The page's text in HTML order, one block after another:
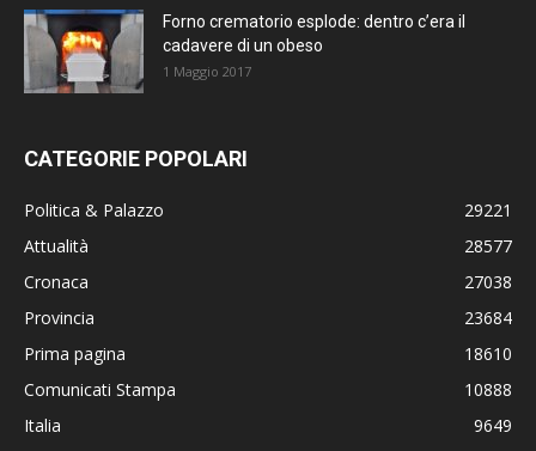
Forno crematorio esplode: dentro c’era il
cadavere di un obeso
1 Maggio 2017
CATEGORIE POPOLARI
Politica & Palazzo
29221
Attualità
28577
Cronaca
27038
Provincia
23684
Prima pagina
18610
Comunicati Stampa
10888
Italia
9649